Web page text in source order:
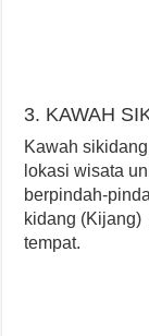
3. KAWAH
Kawah
lokasi wisata
berpindah-
kidang (Kijang)
tempat.